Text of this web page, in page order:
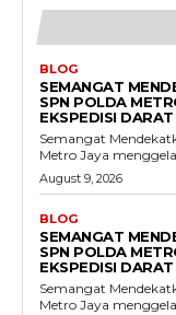
BLOG
SEMANGAT
SPN POLDA
EKSPEDISI
Semangat
Metro Jaya
August 9, 2026
BLOG
SEMANGAT
SPN POLDA
EKSPEDISI
Semangat
Metro Jaya